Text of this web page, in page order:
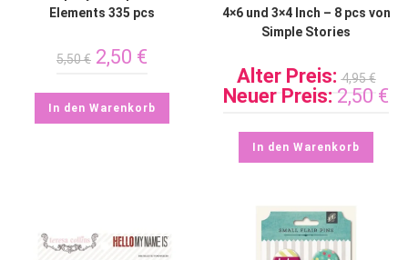
Elements 335 pcs
5,50€ 2,50 €
In den Warenkorb
4×6 und 3×4 Inch – 8 pcs von
Simple Stories
Alter Preis: 4,95€
Neuer Preis: 2,50 €
In den Warenkorb